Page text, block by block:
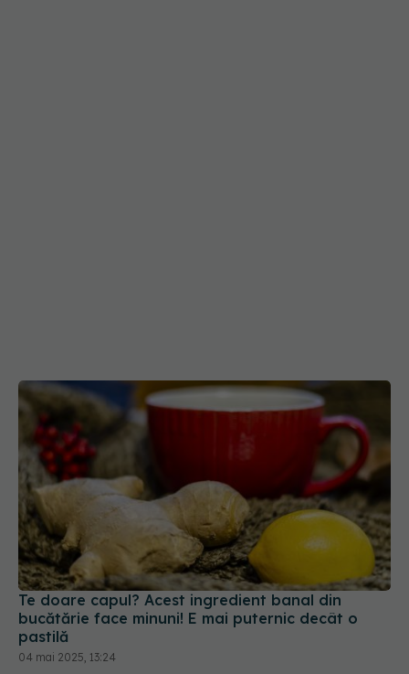
Te doare capul? Acest ingredient banal din
bucătărie face minuni! E mai puternic decât o
pastilă
04 mai 2025, 13:24